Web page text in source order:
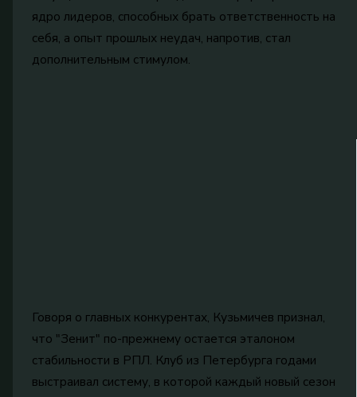
ядро лидеров, способных брать ответственность на
себя, а опыт прошлых неудач, напротив, стал
дополнительным стимулом.
Говоря о главных конкурентах, Кузьмичев признал,
что "Зенит" по-прежнему остается эталоном
стабильности в РПЛ. Клуб из Петербурга годами
выстраивал систему, в которой каждый новый сезон